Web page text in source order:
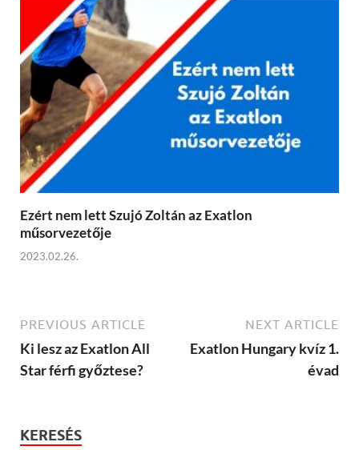
Ezért nem lett Szujó Zoltán az Exatlon
műsorvezetője
2023.02.26.
PREVIOUS ARTICLE
Ki lesz az Exatlon All
Star férfi győztese?
NEXT ARTICLE
Exatlon Hungary kvíz 1.
évad
KERESÉS